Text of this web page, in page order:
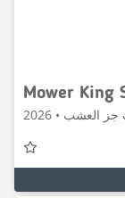
Mower King